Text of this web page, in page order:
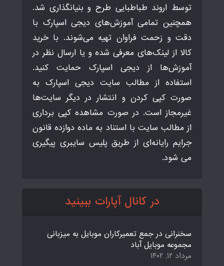
توسط اروند طباطبایی طرح و بنیانگذاری شد.
همچنین تمامی آموزش‌های دیجی اسپارک با
دقت و زحمت فراوان تهیه می‌شوند. با خرید
کالا از لینک‌های معرفی شده و یا ارسال نظر در
آموزش‌ها از دیجی اسپارک حمایت کنید.
استفاده از مطالب سایت دیجی اسپارک به
صورت کپی کردن و انتشار در دیگر سایت‌ها
غیرمجاز است. در صورت مشاهده کپی برداری
از مطالب سایت با استناد به ماده دوازده قانون
جرایم رایانه‌ای از طریق پلیس سایبری پیگیری
می شود.
در کانال آپارات ببینید
سخنرانی در جمع تعمیرکاران موبایل به میزبانی
مجموعه موبایل آباد
مرداد ۱۲, ۱۴۰۲